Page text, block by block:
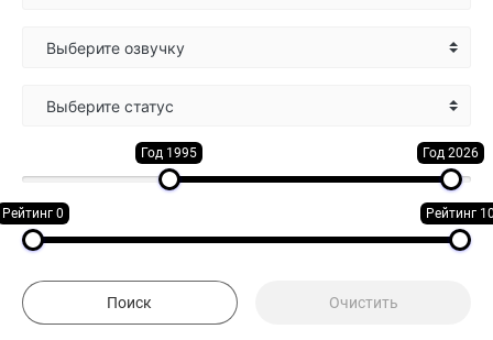
Выберите озвучку
Выберите статус
Год 1995 Год 2026
Рейтинг 0 Рейтинг